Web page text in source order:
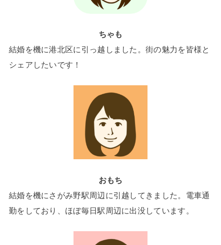
ちゃも
結婚を機に港北区に引っ越しました。街の魅力を皆様と
シェアしたいです！
おもち
結婚を機にさがみ野駅周辺に引越してきました。電車通
勤をしており、ほぼ毎日駅周辺に出没しています。